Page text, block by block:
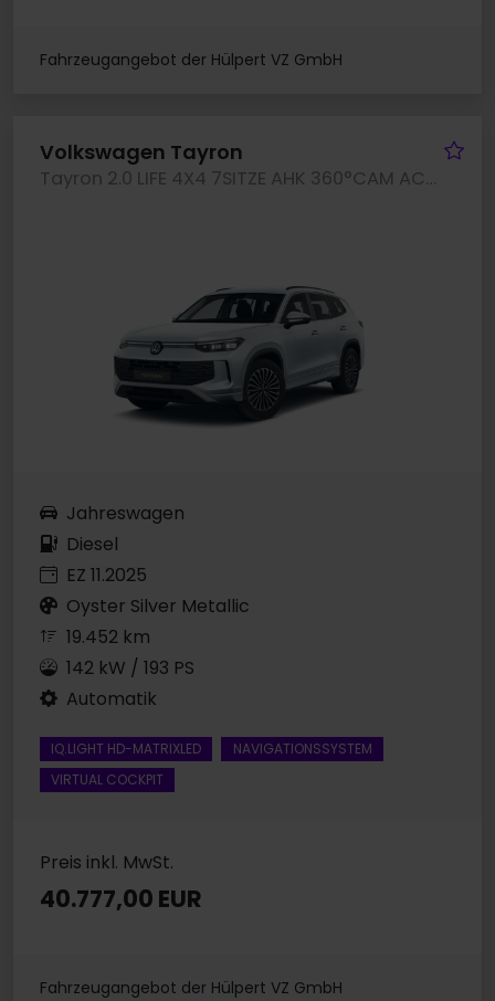
Fahrzeugangebot der Hülpert VZ GmbH
Volkswagen Tayron
Tayron 2.0 LIFE 4X4 7SITZE AHK 360°CAM ACC LM18
Jahreswagen
Diesel
EZ 11.2025
Oyster Silver Metallic
19.452 km
142 kW / 193 PS
Automatik
IQ.LIGHT HD-MATRIXLED
NAVIGATIONSSYSTEM
VIRTUAL COCKPIT
Preis inkl. MwSt.
40.777,00 EUR
Fahrzeugangebot der Hülpert VZ GmbH